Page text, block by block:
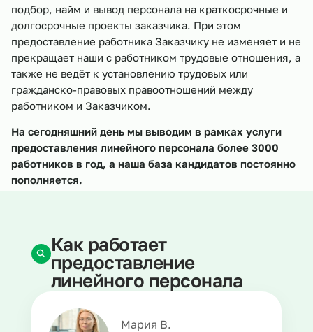
подбор, найм и вывод персонала на краткосрочные и
долгосрочные проекты заказчика. При этом
предоставление работника Заказчику не изменяет и не
прекращает наши с работником трудовые отношения, а
также не ведёт к установлению трудовых или
гражданско-правовых правоотношений между
работником и Заказчиком.
На сегодняшний день мы выводим в рамках услуги
предоставления линейного персонала более 3000
работников в год, а наша база кандидатов постоянно
пополняется.
Мария В.
Как работает
предоставление
линейного персонала